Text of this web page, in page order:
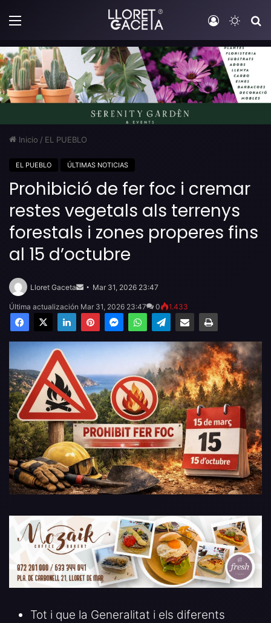
Menú Iniciar
Inicio / EL PUEBLO
EL PUEBLO ÚLTIMAS NOTICIAS
Prohibició de fer foc i cremar
restes vegetals als terrenys
forestals i zones properes fins
al 15 d’octubre
Lloret Gaceta
email
Mar 31, 2026 23:47
Última actualización Mar 31, 2026 23:47 0 1.433
Facebook
X LinkedInPinterestMessengerWhatsAppTelegramCompartir por email Imprimir
Tot i que la Generalitat i els diferents